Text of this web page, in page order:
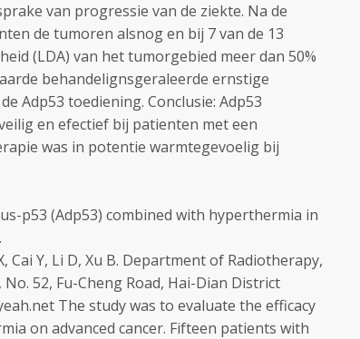
van progressie van de ziekte. Na de
de tumoren alsnog en bij 7 van de 13
(LDA) van het tumorgebied meer dan 50%
behandelignsgeraleerde ernstige
Adp53 toediening. Conclusie: Adp53
en efectief bij patienten met een
was in potentie warmtegevoelig bij
p53 (Adp53) combined with hyperthermia in
Cai Y, Li D, Xu B. Department of Radiotherapy,
52, Fu-Cheng Road, Hai-Dian District
The study was to evaluate the efficacy
on advanced cancer. Fifteen patients with